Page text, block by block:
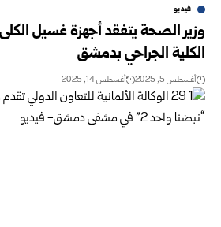
فيديو
وزير الصحة يتفقد أجهزة غسيل
الكلية الجراحي بدمشق
أغسطس 5, 2025 أغسطس 14, 2025